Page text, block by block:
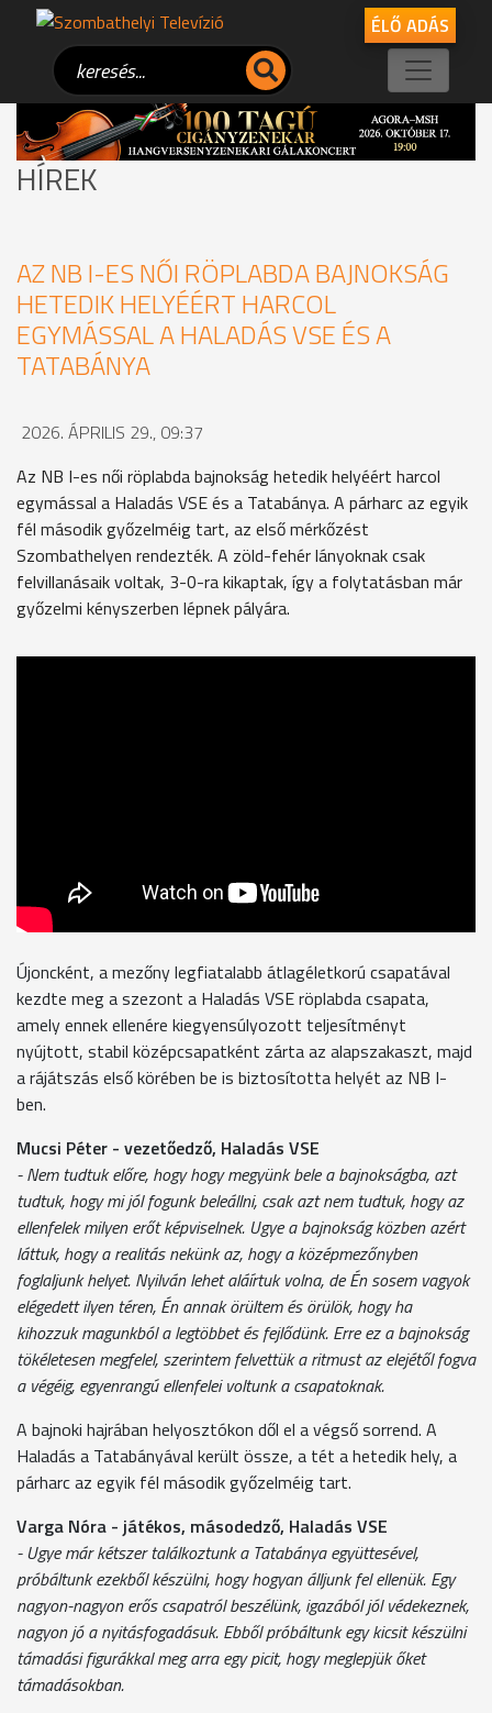
ÉLŐ ADÁS
HÍREK
AZ NB I-ES NŐI RÖPLABDA BAJNOKSÁG
HETEDIK HELYÉÉRT HARCOL
EGYMÁSSAL A HALADÁS VSE ÉS A
TATABÁNYA
2026. ÁPRILIS 29., 09:37
Az NB I-es női röplabda bajnokság hetedik helyéért harcol
egymással a Haladás VSE és a Tatabánya. A párharc az egyik
fél második győzelméig tart, az első mérkőzést
Szombathelyen rendezték. A zöld-fehér lányoknak csak
felvillanásaik voltak, 3-0-ra kikaptak, így a folytatásban már
győzelmi kényszerben lépnek pályára.
Újoncként, a mezőny legfiatalabb átlagéletkorú csapatával
kezdte meg a szezont a Haladás VSE röplabda csapata,
amely ennek ellenére kiegyensúlyozott teljesítményt
nyújtott, stabil középcsapatként zárta az alapszakaszt, majd
a rájátszás első körében be is biztosította helyét az NB I-
ben.
Mucsi Péter - vezetőedző, Haladás VSE
- Nem tudtuk előre, hogy hogy megyünk bele a bajnokságba, azt
tudtuk, hogy mi jól fogunk beleállni, csak azt nem tudtuk, hogy az
ellenfelek milyen erőt képviselnek. Ugye a bajnokság közben azért
láttuk, hogy a realitás nekünk az, hogy a középmezőnyben
foglaljunk helyet. Nyilván lehet aláírtuk volna, de Én sosem vagyok
elégedett ilyen téren, Én annak örültem és örülök, hogy ha
kihozzuk magunkból a legtöbbet és fejlődünk. Erre ez a bajnokság
tökéletesen megfelel, szerintem felvettük a ritmust az elejétől fogva
a végéig, egyenrangú ellenfelei voltunk a csapatoknak.
A bajnoki hajrában helyosztókon dől el a végső sorrend. A
Haladás a Tatabányával került össze, a tét a hetedik hely, a
párharc az egyik fél második győzelméig tart.
Varga Nóra - játékos, másodedző, Haladás VSE
- Ugye már kétszer találkoztunk a Tatabánya együttesével,
próbáltunk ezekből készülni, hogy hogyan álljunk fel ellenük. Egy
nagyon-nagyon erős csapatról beszélünk, igazából jól védekeznek,
nagyon jó a nyitásfogadásuk. Ebből próbáltunk egy kicsit készülni
támadási figurákkal meg arra egy picit, hogy meglepjük őket
támadásokban.